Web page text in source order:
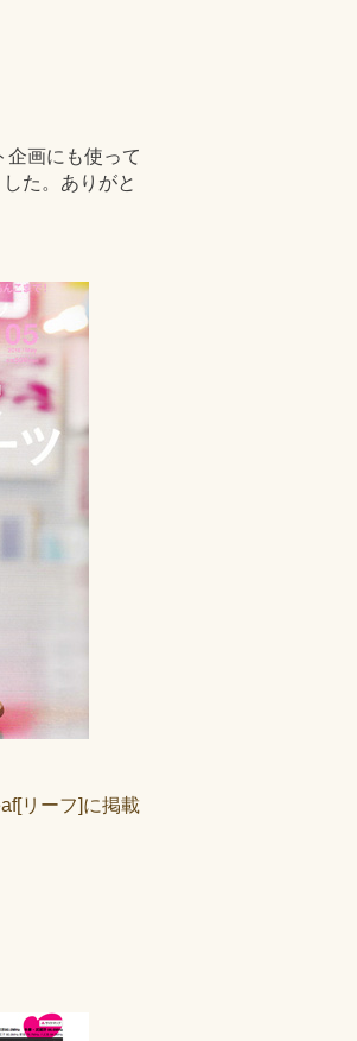
企画にも使って
た。ありがと
リーフ]に掲載